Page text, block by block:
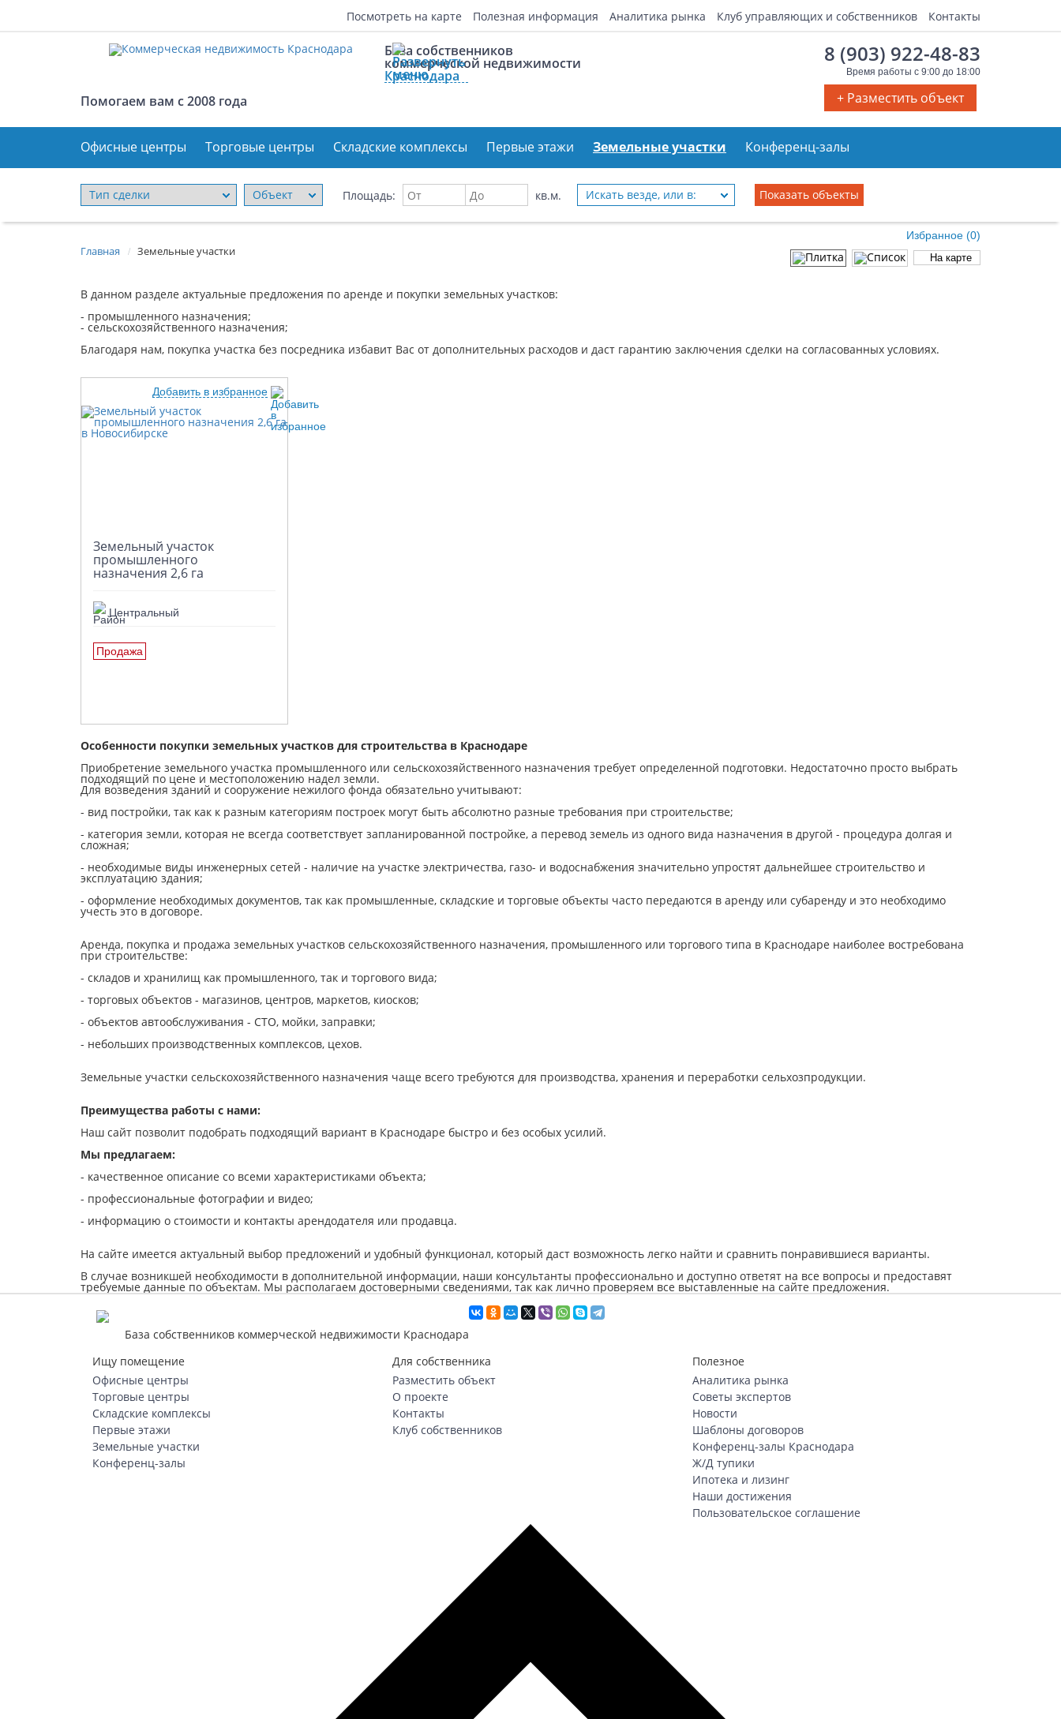
Посмотреть на карте Полезная информация Аналитика рынка Клуб управляющих и собственников Контакты
8 (903) 922-48-83
Время работы с 9:00 до 18:00
+ Разместить объект
База собственников
коммерческой недвижимости
Краснодара
Помогаем вам с 2008 года
Офисные центры Торговые центры Складские комплексы Первые этажи Земельные участки Конференц-залы
Офисные центры
Торговые центры
Первые этажи
Земельные участки
Посмотреть на карте
Полезная информация
Контакты
Площадь: кв.м. Искать везде, или в:
Главная / Земельные участки
Избранное (0)
На карте
В данном разделе актуальные предложения по аренде и покупки земельных участков:
- промышленного назначения;
- сельскохозяйственного назначения;
Благодаря нам, покупка участка без посредника избавит Вас от дополнительных расходов и даст гарантию заключения сделки на согласованных условиях.
Добавить в избранное
Земельный участок
промышленного
назначения 2,6 га
Центральный
Продажа
Особенности покупки земельных участков для строительства в Краснодаре
Приобретение земельного участка промышленного или сельскохозяйственного назначения требует определенной подготовки. Недостаточно просто выбрать
подходящий по цене и местоположению надел земли.
Для возведения зданий и сооружение нежилого фонда обязательно учитывают:
- вид постройки, так как к разным категориям построек могут быть абсолютно разные требования при строительстве;
- категория земли, которая не всегда соответствует запланированной постройке, а перевод земель из одного вида назначения в другой - процедура долгая и
сложная;
- необходимые виды инженерных сетей - наличие на участке электричества, газо- и водоснабжения значительно упростят дальнейшее строительство и
эксплуатацию здания;
- оформление необходимых документов, так как промышленные, складские и торговые объекты часто передаются в аренду или субаренду и это необходимо
учесть это в договоре.
Аренда, покупка и продажа земельных участков сельскохозяйственного назначения, промышленного или торгового типа в Краснодаре наиболее востребована
при строительстве:
- складов и хранилищ как промышленного, так и торгового вида;
- торговых объектов - магазинов, центров, маркетов, киосков;
- объектов автообслуживания - СТО, мойки, заправки;
- небольших производственных комплексов, цехов.
Земельные участки сельскохозяйственного назначения чаще всего требуются для производства, хранения и переработки сельхозпродукции.
Преимущества работы с нами:
Наш сайт позволит подобрать подходящий вариант в Краснодаре быстро и без особых усилий.
Мы предлагаем:
- качественное описание со всеми характеристиками объекта;
- профессиональные фотографии и видео;
- информацию о стоимости и контакты арендодателя или продавца.
На сайте имеется актуальный выбор предложений и удобный функционал, который даст возможность легко найти и сравнить понравившиеся варианты.
В случае возникшей необходимости в дополнительной информации, наши консультанты профессионально и доступно ответят на все вопросы и предоставят
требуемые данные по объектам. Мы располагаем достоверными сведениями, так как лично проверяем все выставленные на сайте предложения.
База собственников коммерческой недвижимости Краснодара
Ищу помещение
Офисные центры
Торговые центры
Складские комплексы
Первые этажи
Земельные участки
Конференц-залы
Для собственника
Разместить объект
О проекте
Контакты
Клуб собственников
Полезное
Аналитика рынка
Советы экспертов
Новости
Шаблоны договоров
Конференц-залы Краснодара
Ж/Д тупики
Ипотека и лизинг
Наши достижения
Пользовательское соглашение